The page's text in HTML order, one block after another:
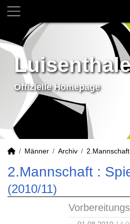
Offizielle Homepage
Männer Archiv 2.Mannschaft
2.Mannschaft :
(2010/11)